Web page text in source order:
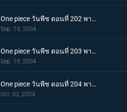
One piece วันพีช ตอนที่ 202 พากย์ไทย ฝ่าวงล้อมออกไป!ศึกชิงเรือโกอิ้งแมรี่
Sep. 19, 2004
One piece วันพีช ตอนที่ 203 พากย์ไทย เรือโจรสลัดหายไป! บุกป้อมปราการยก 2
Sep. 19, 2004
One piece วันพีช ตอนที่ 204 พากย์ไทย แผนการทวงทองคำและแผนการทวงเวพเวอร์!
Oct. 03, 2004